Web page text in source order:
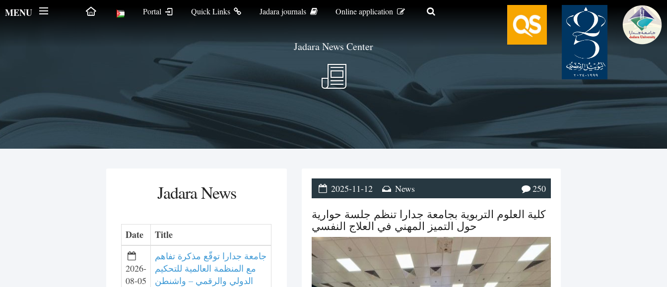
Portal Quick Links Jadara journals Online application
MENU
Jadara News Center
Jadara News
Date Title
2026-
08-05
جامعة جدارا توقّع مذكرة تفاهم
مع المنظمة العالمية للتحكيم
الدولي والرقمي – واشنطن
2025-11-12 News 250
كلية العلوم التربوية بجامعة جدارا تنظم جلسة حوارية
حول التميز المهني في العلاج النفسي